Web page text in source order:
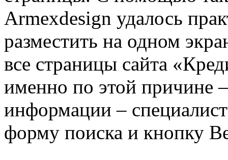
Armexdesign удалось
разместить на одном
все страницы сайта
именно по этой причине
информации –
форму поиска и кнопку